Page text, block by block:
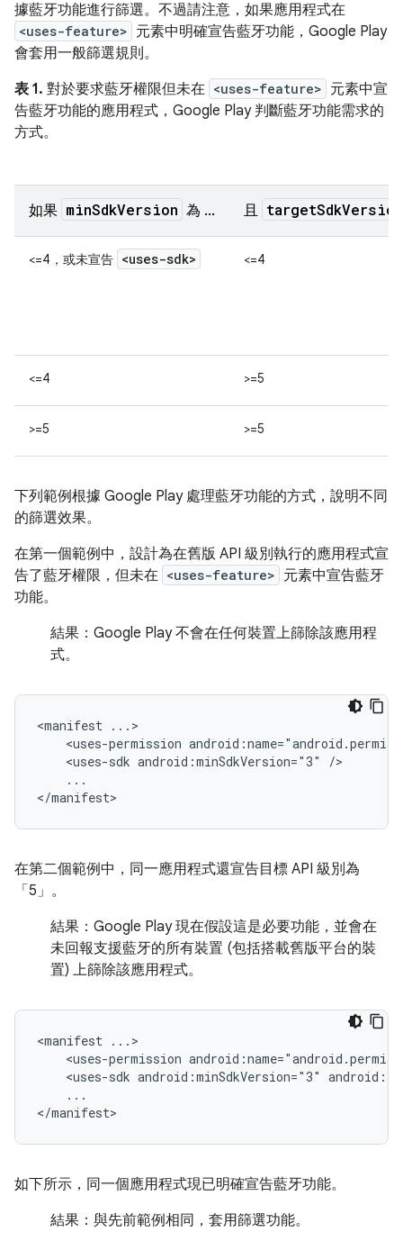
據藍牙功能進行篩選。不過請注意，如果應用程式在
<uses-feature> 元素中明確宣告藍牙功能，Google Play
會套用一般篩選規則。
表 1. 對於要求藍牙權限但未在 <uses-feature> 元素中宣
告藍牙功能的應用程式，Google Play 判斷藍牙功能需求的
方式。
如果 minSdkVersion 為 ... 且 targetSdkVersion
<=4，或未宣告 <uses-sdk> <=4
<=4 >=5
>=5 >=5
下列範例根據 Google Play 處理藍牙功能的方式，說明不同
的篩選效果。
在第一個範例中，設計為在舊版 API 級別執行的應用程式宣
告了藍牙權限，但未在 <uses-feature> 元素中宣告藍牙
功能。
結果： Google Play 不會在任何裝置上篩除該應用程
式。
<manifest
<uses-permission
<uses-sdk android:minSdkVersion="3"
...
</manifest>
在第二個範例中，同一應用程式還宣告目標 API 級別為
「5」。
結果： Google Play 現在假設這是必要功能，並會在
未回報支援藍牙的所有裝置 (包括搭載舊版平台的裝
置) 上篩除該應用程式。
<manifest
<uses-permission
<uses-sdk android:minSdkVersion="3"
...
</manifest>
如下所示，同一個應用程式現已明確宣告藍牙功能。
結果： 與先前範例相同，套用篩選功能。